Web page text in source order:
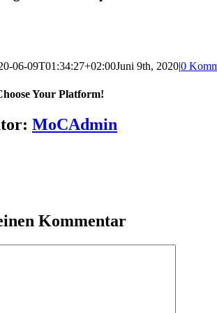
06-09T01:34:27+02:00Juni 9th, 2020|0
Your Platform!
MoCAdmin
Kommentar